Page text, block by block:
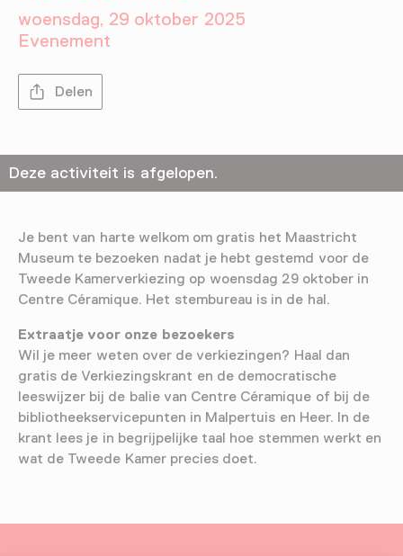
woensdag, 29 oktober 2025
Evenement
Delen
Deze activiteit is afgelopen.
Je bent van harte welkom om gratis het Maastricht
Museum te bezoeken nadat je hebt gestemd voor de
Tweede Kamerverkiezing op woensdag 29 oktober in
Centre Céramique. Het stembureau is in de hal.
Extraatje voor onze bezoekers
Wil je meer weten over de verkiezingen? Haal dan
gratis de Verkiezingskrant en de democratische
leeswijzer bij de balie van Centre Céramique of bij de
bibliotheekservicepunten in Malpertuis en Heer. In de
krant lees je in begrijpelijke taal hoe stemmen werkt en
wat de Tweede Kamer precies doet.